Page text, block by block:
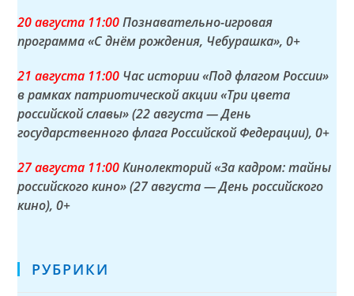
20 августа 11:00Познавательно-игровая
программа «С днём рождения, Чебурашка», 0+
21 августа 11:00 Час истории «Под флагом России»
в рамках патриотической акции «Три цвета
российской славы» (22 августа — День
государственного флага Российской Федерации), 0+
27 августа 11:00Кинолекторий «За кадром: тайны
российского кино» (27 августа — День российского
кино), 0+
РУБРИКИ